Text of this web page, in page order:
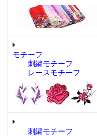
モチーフ
刺繍モチーフ
レースモチーフ
刺繍モチーフ